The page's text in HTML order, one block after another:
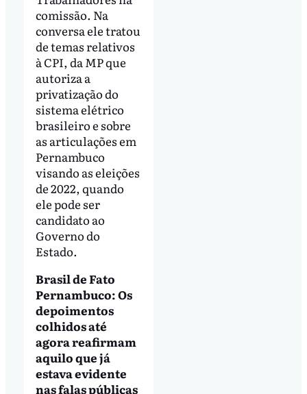
comissão. Na
conversa ele tratou
de temas relativos
à CPI, da MP que
autoriza a
privatização do
sistema elétrico
brasileiro e sobre
as articulações em
Pernambuco
visando as eleições
de 2022, quando
ele pode ser
candidato ao
Governo do
Estado.
Brasil de Fato
Pernambuco: Os
depoimentos
colhidos até
agora reafirmam
aquilo que já
estava evidente
nas falas públicas